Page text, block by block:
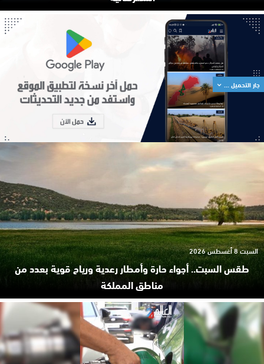
طقس السبت.. أجواء حارة وأمطار رعدية ورياح قوية بعدد من
مناطق المملكة
السبت 8 أغسطس 2026
جار التحميل ...